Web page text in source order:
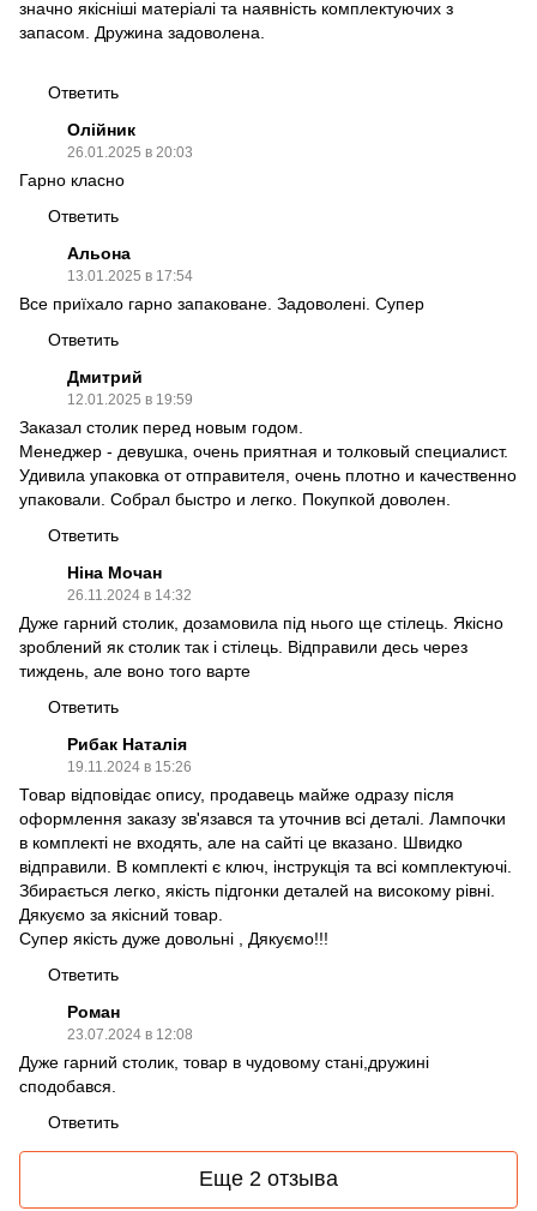
значно якісніші матеріалі та наявність комплектуючих з
запасом. Дружина задоволена.
Ответить
Олійник
26.01.2025 в 20:03
Гарно класно
Ответить
Альона
13.01.2025 в 17:54
Все приїхало гарно запаковане. Задоволені. Супер
Ответить
Дмитрий
12.01.2025 в 19:59
Заказал столик перед новым годом.
Менеджер - девушка, очень приятная и толковый специалист.
Удивила упаковка от отправителя, очень плотно и качественно
упаковали. Собрал быстро и легко. Покупкой доволен.
Ответить
Ніна Мочан
26.11.2024 в 14:32
Дуже гарний столик, дозамовила під нього ще стілець. Якісно
зроблений як столик так і стілець. Відправили десь через
тиждень, але воно того варте
Ответить
Рибак Наталія
19.11.2024 в 15:26
Товар відповідає опису, продавець майже одразу після
оформлення заказу зв'язався та уточнив всі деталі. Лампочки
в комплекті не входять, але на сайті це вказано. Швидко
відправили. В комплекті є ключ, інструкція та всі комплектуючі.
Збирається легко, якість підгонки деталей на високому рівні.
Дякуємо за якісний товар.
Супер якість дуже довольні , Дякуємо!!!
Ответить
Роман
23.07.2024 в 12:08
Дуже гарний столик, товар в чудовому стані,дружині
сподобався.
Ответить
Еще 2 отзыва